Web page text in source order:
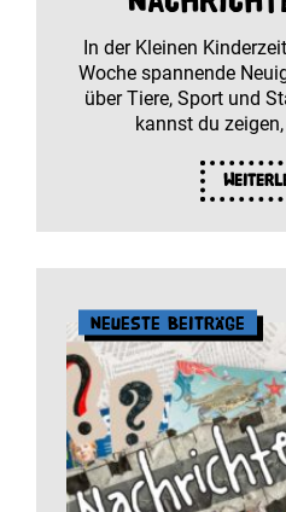
In der Kleinen
Woche spannende
über Tiere, Sport und
kannst du
Neueste Beiträge